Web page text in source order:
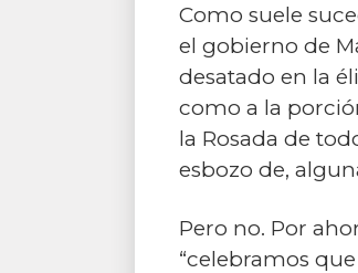
Como suele
el gobierno de
desatado en la
como a la
la Rosada de
esbozo de,
Pero no. Por
“celebramos